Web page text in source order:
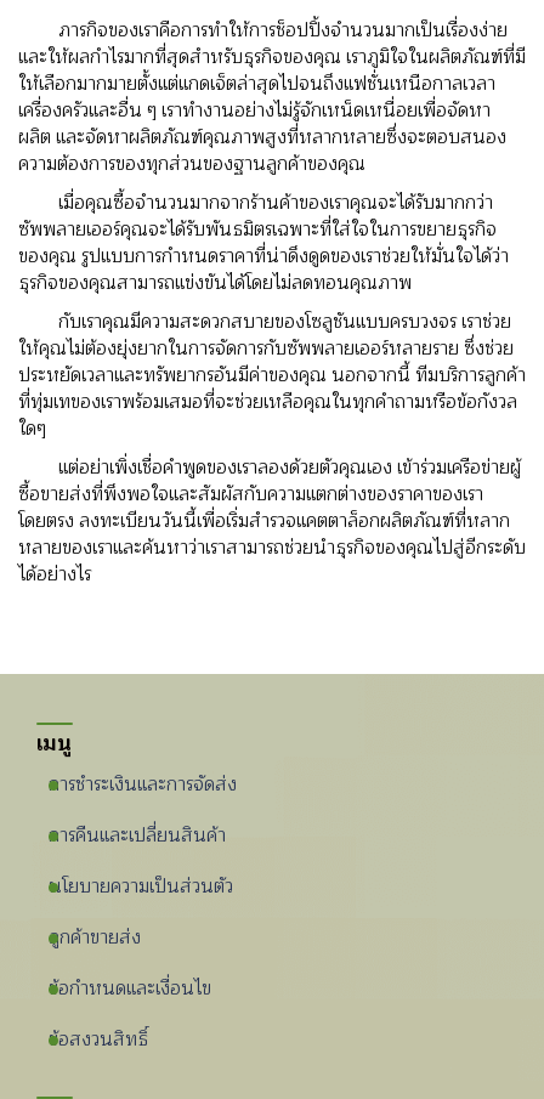
ภารกิจของเราคือการทําให้การช็อปปิ้งจํานวนมากเป็นเรื่องง่าย
และให้ผลกําไรมากที่สุดสําหรับธุรกิจของคุณ เราภูมิใจในผลิตภัณฑ์ที่มี
ให้เลือกมากมายตั้งแต่แกดเจ็ตล่าสุดไปจนถึงแฟชั่นเหนือกาลเวลา
เครื่องครัวและอื่น ๆ เราทํางานอย่างไม่รู้จักเหน็ดเหนื่อยเพื่อจัดหา
ผลิต และจัดหาผลิตภัณฑ์คุณภาพสูงที่หลากหลายซึ่งจะตอบสนอง
ความต้องการของทุกส่วนของฐานลูกค้าของคุณ
เมื่อคุณซื้อจํานวนมากจากร้านค้าของเราคุณจะได้รับมากกว่า
ซัพพลายเออร์คุณจะได้รับพันธมิตรเฉพาะที่ใส่ใจในการขยายธุรกิจ
ของคุณ รูปแบบการกําหนดราคาที่น่าดึงดูดของเราช่วยให้มั่นใจได้ว่า
ธุรกิจของคุณสามารถแข่งขันได้โดยไม่ลดทอนคุณภาพ
กับเราคุณมีความสะดวกสบายของโซลูชันแบบครบวงจร เราช่วย
ให้คุณไม่ต้องยุ่งยากในการจัดการกับซัพพลายเออร์หลายราย ซึ่งช่วย
ประหยัดเวลาและทรัพยากรอันมีค่าของคุณ นอกจากนี้ ทีมบริการลูกค้า
ที่ทุ่มเทของเราพร้อมเสมอที่จะช่วยเหลือคุณในทุกคําถามหรือข้อกังวล
ใดๆ
แต่อย่าเพิ่งเชื่อคําพูดของเราลองด้วยตัวคุณเอง เข้าร่วมเครือข่ายผู้
ซื้อขายส่งที่พึงพอใจและสัมผัสกับความแตกต่างของราคาของเรา
โดยตรง ลงทะเบียนวันนี้เพื่อเริ่มสํารวจแคตตาล็อกผลิตภัณฑ์ที่หลาก
หลายของเราและค้นหาว่าเราสามารถช่วยนําธุรกิจของคุณไปสู่อีกระดับ
ได้อย่างไร
เมนู
การชําระเงินและการจัดส่ง
การคืนและเปลี่ยนสินค้า
นโยบายความเป็นส่วนตัว
ลูกค้าขายส่ง
ข้อกําหนดและเงื่อนไข
ข้อสงวนสิทธิ์